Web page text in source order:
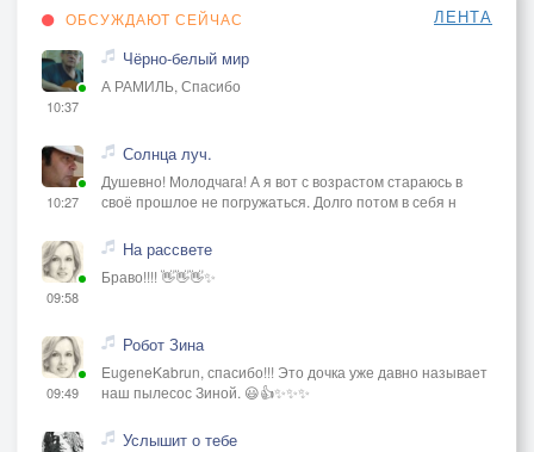
ОБСУЖДАЮТ СЕЙЧАС ЛЕНТА
10:37
Чёрно-белый мир
А РАМИЛЬ, Спасибо
10:27
Солнца луч.
Душевно! Молодчага! А я вот с возрастом стараюсь в
своё прошлое не погружаться. Долго потом в себя н
09:58
На рассвете
Браво!!!! 👋👋👋✨
09:49
Робот Зина
EugeneKabrun, спасибо!!! Это дочка уже давно называет
наш пылесос Зиной. 😃👍✨✨✨
Услышит о тебе